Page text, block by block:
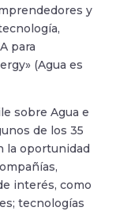
y
para
(Agua es
sobre Agua e
de los 35
la oportunidad
interés, como
tecnologías